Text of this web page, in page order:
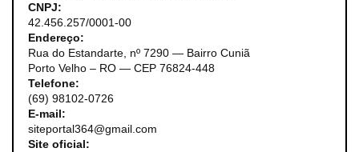
CNPJ:
42.456.257/0001-00
Endereço:
Rua do Estandarte, nº 7290 — Bairro Cuniã
Porto Velho – RO — CEP 76824-448
Telefone:
(69) 98102-0726
E-mail:
siteportal364@gmail.com
Site oficial: